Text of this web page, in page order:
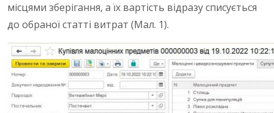
місцями зберігання, а їх вартість відразу списується
до обраної статті витрат (Мал. 1).